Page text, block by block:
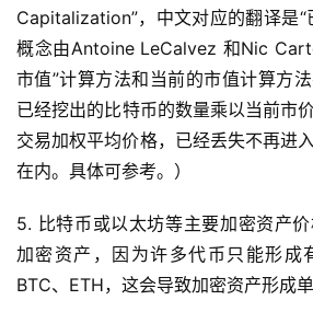
Capitalization”，中文对应的翻译是“
概念由Antoine LeCalvez 和Nic
市值”计算方法和当前的市值计算方
已经挖出的比特币的数量乘以当前市
交易加权平均价格，已经丢失不再进
在内。具体可参考。）
5. 比特币或以太坊等主要加密资产
加密资产，因为许多代币只能形成
BTC、ETH，这会导致加密资产形成